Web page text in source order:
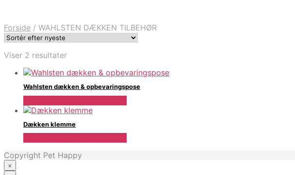
Forside / WAHLSTEN DÆKKEN TILBEHØR
Viser 2 resultaterSorteret
seneste
Wahlsten dækken & opbevaringspose
Dækken klemme
Copyright Pet Happy
×